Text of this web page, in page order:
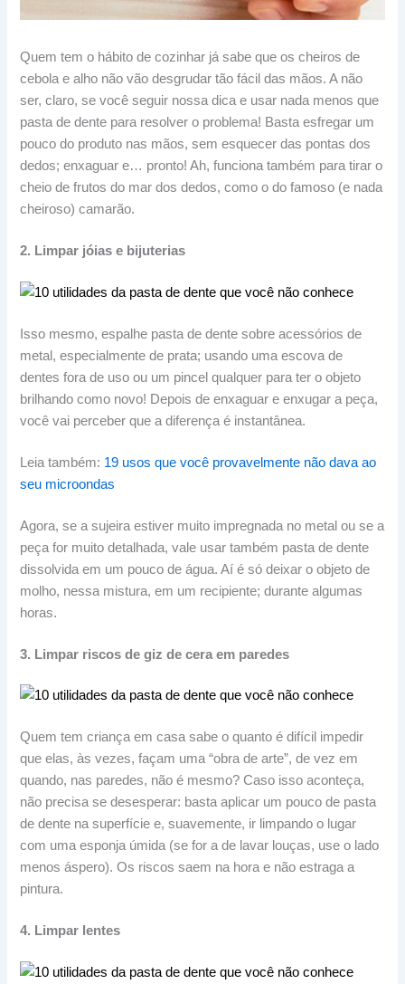
Quem tem o hábito de cozinhar já sabe que os cheiros de
cebola e alho não vão desgrudar tão fácil das mãos. A não
ser, claro, se você seguir nossa dica e usar nada menos que
pasta de dente para resolver o problema! Basta esfregar um
pouco do produto nas mãos, sem esquecer das pontas dos
dedos; enxaguar e… pronto! Ah, funciona também para tirar o
cheio de frutos do mar dos dedos, como o do famoso (e nada
cheiroso) camarão.
2. Limpar jóias e bijuterias
Isso mesmo, espalhe pasta de dente sobre acessórios de
metal, especialmente de prata; usando uma escova de
dentes fora de uso ou um pincel qualquer para ter o objeto
brilhando como novo! Depois de enxaguar e enxugar a peça,
você vai perceber que a diferença é instantânea.
Leia também: 19 usos que você provavelmente não dava ao
seu microondas
Agora, se a sujeira estiver muito impregnada no metal ou se a
peça for muito detalhada, vale usar também pasta de dente
dissolvida em um pouco de água. Aí é só deixar o objeto de
molho, nessa mistura, em um recipiente; durante algumas
horas.
3. Limpar riscos de giz de cera em paredes
Quem tem criança em casa sabe o quanto é difícil impedir
que elas, às vezes, façam uma “obra de arte”, de vez em
quando, nas paredes, não é mesmo? Caso isso aconteça,
não precisa se desesperar: basta aplicar um pouco de pasta
de dente na superfície e, suavemente, ir limpando o lugar
com uma esponja úmida (se for a de lavar louças, use o lado
menos áspero). Os riscos saem na hora e não estraga a
pintura.
4. Limpar lentes